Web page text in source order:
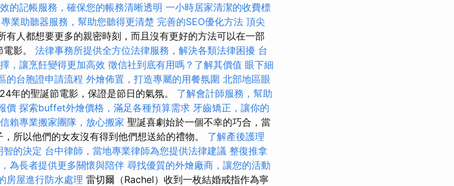
的記帳服務，確保您的帳務清晰透明 一小時居家清潔的收費標
專業助聽器服務，幫助您聽得更清楚 完善的SEO優化方法 頂尖
有人都想要更多的親密時刻，而且沒有更好的方法可以在一部
影。 法律事務所提供全方位法律服務，解決各類法律困擾 台
，讓烹飪變得更加高效 徵信社到底有用嗎？了解其價值 眼下細
的台胞證申請流程 外燴佈置，打造專屬的用餐氛圍 北部地區眼
年的聖誕節電影，保證是節日的氣氛。 了解會計師服務，幫助
價 探索buffet外燴價格，滿足各種預算需求 牙齒矯正，讓你的
賴專業搬家團隊，放心搬家 聖誕喜劇始於一個不幸的巧合，當
所以他們的女友沒有得到他們想送給的禮物。 了解產後護理
智的決定 台中律師，當地專業律師為您提供法律建議 整復推拿
為長者提供更多關懷與陪伴 尋找優質的外燴廠商，讓您的活動
房屋進行防水處理 雷切爾（Rachel）收到一枚結婚戒指作為寧